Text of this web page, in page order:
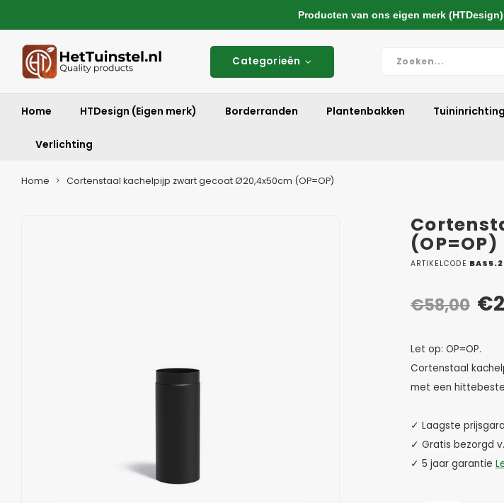
Categorieën
Home HTDesign (Eigen merk) Borderranden Plantenbakken Tuininrichting
Verlichting
Home Cortenstaal kachelpijp zwart gecoat Ø20,4x50cm (OP=OP)
(OP=OP)
ARTIKELCODE
€58,00
Let op: OP=OP.
Cortenstaal
met een
✓ Laagste
✓ Gratis bezorgd
✓ 5 jaar garantie
Producten van ons eigen merk (HTDesign)